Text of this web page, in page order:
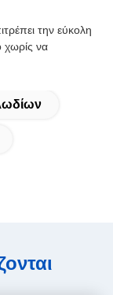
την εύκολη
χωρίς να